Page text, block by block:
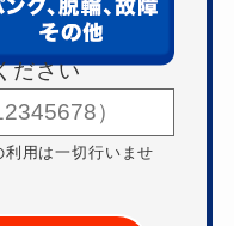
ださい
用は一切行いませ